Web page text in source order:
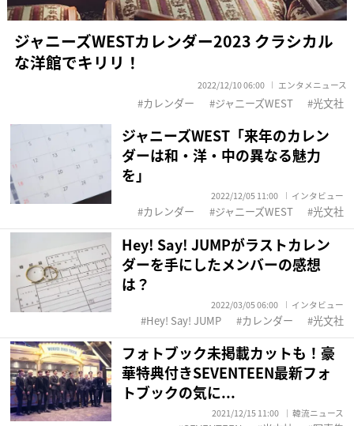
ジャニーズWESTカレンダー2023 クラシカル
な洋館でキリリ！
2022/12/10 06:00 エンタメニュース
カレンダー ジャニーズWEST 光文社
ジャニーズWEST「来年のカレン
ダーは和・洋・中の異なる魅力
を」
2022/12/05 11:00 インタビュー
カレンダー ジャニーズWEST 光文社
Hey! Say! JUMPがラストカレン
ダーを手にしたメンバーの感想
は？
2022/03/05 06:00 インタビュー
Hey! Say! JUMP カレンダー 光文社
フォトブック未掲載カットも！豪
華特典付きSEVENTEEN最新フォ
トブックの気に...
2021/12/15 11:00 韓流ニュース